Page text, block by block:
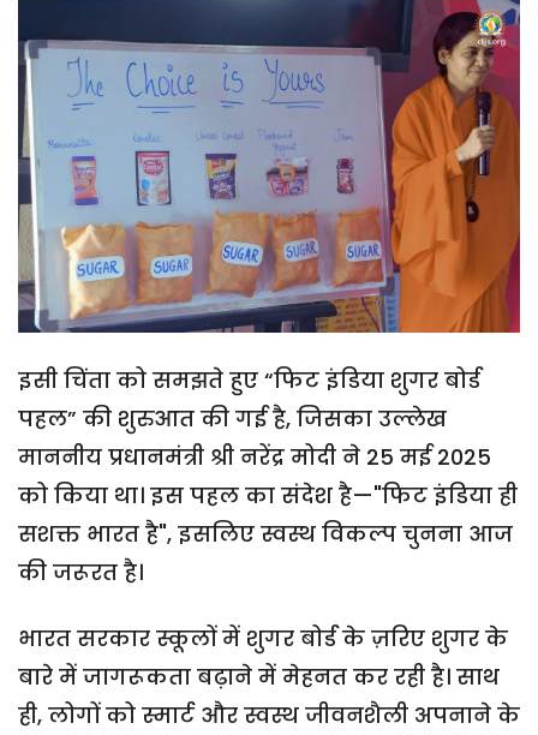
इसी चिंता को समझते हुए “फिट इंडिया शुगर बोर्ड
पहल” की शुरुआत की गई है, जिसका उल्लेख
माननीय प्रधानमंत्री श्री नरेंद्र मोदी ने 25 मई 2025
को किया था। इस पहल का संदेश है—"फिट इंडिया ही
सशक्त भारत है", इसलिए स्वस्थ विकल्प चुनना आज
की जरूरत है।
भारत सरकार स्कूलों में शुगर बोर्ड के ज़रिए शुगर के
बारे में जागरूकता बढ़ाने में मेहनत कर रही है। साथ
ही, लोगों को स्मार्ट और स्वस्थ जीवनशैली अपनाने के